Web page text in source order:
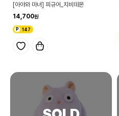
[아야와 마녀] 피규어_치비데몬
14,700
147